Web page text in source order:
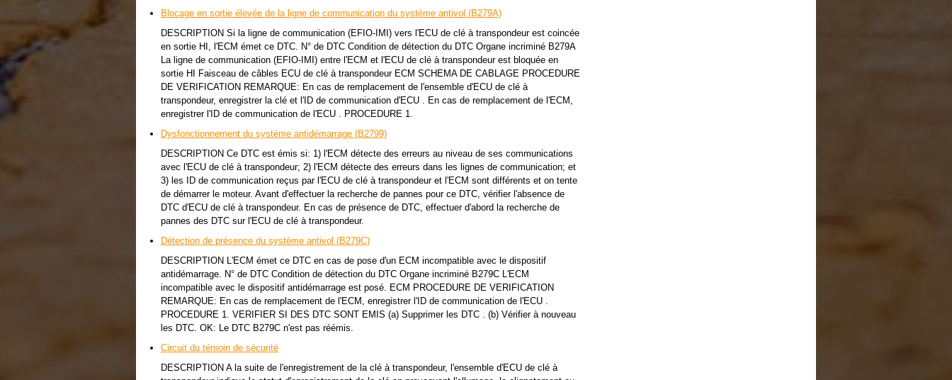
Blocage en sortie élevée de la ligne de communication du système antivol (B279A)
DESCRIPTION Si la ligne de communication (EFIO-IMI) vers l'ECU de clé à transpondeur est coincée
en sortie HI, l'ECM émet ce DTC. N° de DTC Condition de détection du DTC Organe incriminé B279A
La ligne de communication (EFIO-IMI) entre l'ECM et l'ECU de clé à transpondeur est bloquée en
sortie HI Faisceau de câbles ECU de clé à transpondeur ECM SCHEMA DE CABLAGE PROCEDURE
DE VERIFICATION REMARQUE: En cas de remplacement de l'ensemble d'ECU de clé à
transpondeur, enregistrer la clé et l'ID de communication d'ECU . En cas de remplacement de l'ECM,
enregistrer l'ID de communication de l'ECU . PROCEDURE 1.
Dysfonctionnement du système antidémarrage (B2799)
DESCRIPTION Ce DTC est émis si: 1) l'ECM détecte des erreurs au niveau de ses communications
avec l'ECU de clé à transpondeur; 2) l'ECM détecte des erreurs dans les lignes de communication; et
3) les ID de communication reçus par l'ECU de clé à transpondeur et l'ECM sont différents et on tente
de démarrer le moteur. Avant d'effectuer la recherche de pannes pour ce DTC, vérifier l'absence de
DTC d'ECU de clé à transpondeur. En cas de présence de DTC, effectuer d'abord la recherche de
pannes des DTC sur l'ECU de clé à transpondeur.
Détection de présence du système antivol (B279C)
DESCRIPTION L'ECM émet ce DTC en cas de pose d'un ECM incompatible avec le dispositif
antidémarrage. N° de DTC Condition de détection du DTC Organe incriminé B279C L'ECM
incompatible avec le dispositif antidémarrage est posé. ECM PROCEDURE DE VERIFICATION
REMARQUE: En cas de remplacement de l'ECM, enregistrer l'ID de communication de l'ECU .
PROCEDURE 1. VERIFIER SI DES DTC SONT EMIS (a) Supprimer les DTC . (b) Vérifier à nouveau
les DTC. OK: Le DTC B279C n'est pas réémis.
Circuit du témoin de sécurité
DESCRIPTION A la suite de l'enregistrement de la clé à transpondeur, l'ensemble d'ECU de clé à